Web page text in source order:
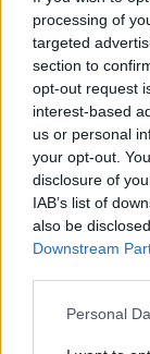
processing of
targeted
section to
opt-out request
interest-based
us or personal
your opt-out.
disclosure of
IAB’s list of
also be
Downstream
Personal
περισσότερες
Διαδικτύου,
του
λειτουργού ο
με εισήγηση
ανώτατων